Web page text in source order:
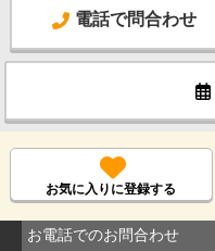
電話で問合わせ
お気に入りに登録する
お電話でのお問合わせ